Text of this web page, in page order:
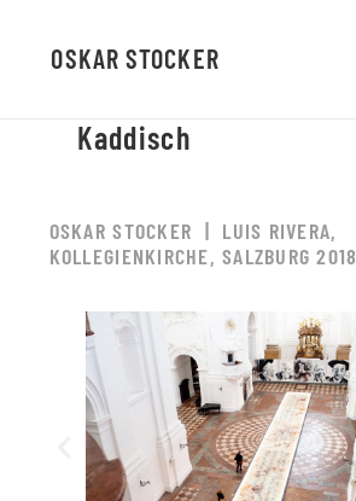
OSKAR STOCKER
Kaddisch
OSKAR STOCKER | LUIS RIVERA,
KOLLEGIENKIRCHE, SALZBURG 2018